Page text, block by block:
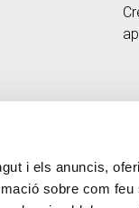
i els anuncis,
sobre com
CONTACTE